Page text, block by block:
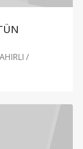
/